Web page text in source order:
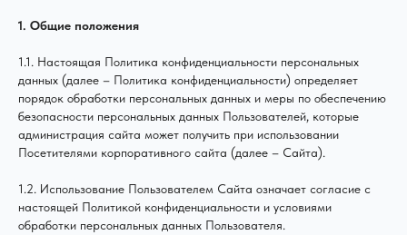
1. Общие положения
1.1. Настоящая Политика конфиденциальности персональных
данных (далее – Политика конфиденциальности) определяет
порядок обработки персональных данных и меры по обеспечению
безопасности персональных данных Пользователей, которые
администрация сайта может получить при использовании
Посетителями корпоративного сайта (далее – Сайта).
1.2. Использование Пользователем Сайта означает согласие с
настоящей Политикой конфиденциальности и условиями
обработки персональных данных Пользователя.